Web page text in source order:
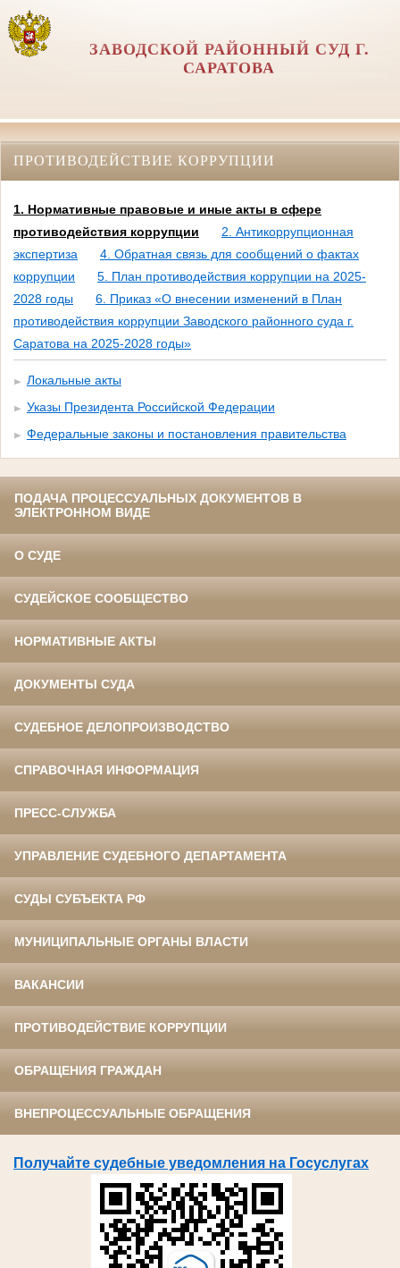
ЗАВОДСКОЙ РАЙОННЫЙ СУД Г.
САРАТОВА
ПРОТИВОДЕЙСТВИЕ КОРРУПЦИИ
1. Нормативные правовые и иные акты в сфере
противодействия коррупции
2. Антикоррупционная
экспертиза
4. Обратная связь для сообщений о фактах
коррупции
5. План противодействия коррупции на 2025-
2028 годы
6. Приказ «О внесении изменений в План
противодействия коррупции Заводского районного суда г.
Саратова на 2025-2028 годы»
Локальные акты
Указы Президента Российской Федерации
Федеральные законы и постановления правительства
ПОДАЧА ПРОЦЕССУАЛЬНЫХ ДОКУМЕНТОВ В
ЭЛЕКТРОННОМ ВИДЕ
О СУДЕ
СУДЕЙСКОЕ СООБЩЕСТВО
НОРМАТИВНЫЕ АКТЫ
ДОКУМЕНТЫ СУДА
СУДЕБНОЕ ДЕЛОПРОИЗВОДСТВО
СПРАВОЧНАЯ ИНФОРМАЦИЯ
ПРЕСС-СЛУЖБА
УПРАВЛЕНИЕ СУДЕБНОГО ДЕПАРТАМЕНТА
СУДЫ СУБЪЕКТА РФ
МУНИЦИПАЛЬНЫЕ ОРГАНЫ ВЛАСТИ
ВАКАНСИИ
ПРОТИВОДЕЙСТВИЕ КОРРУПЦИИ
ОБРАЩЕНИЯ ГРАЖДАН
ВНЕПРОЦЕССУАЛЬНЫЕ ОБРАЩЕНИЯ
Получайте судебные уведомления на Госуслугах